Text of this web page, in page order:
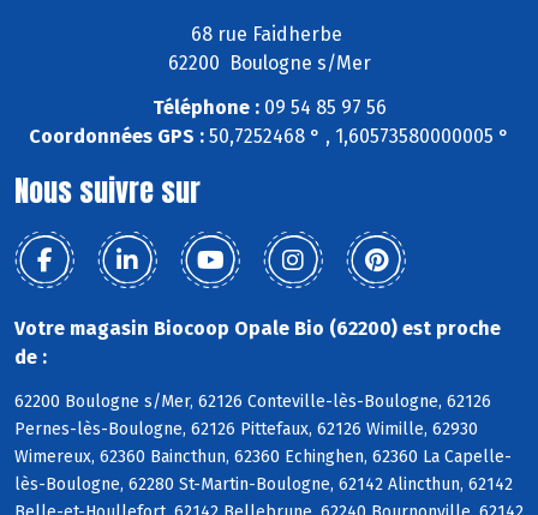
68 rue Faidherbe
62200 Boulogne s/Mer
Téléphone :09 54 85 97 56
Coordonnées GPS : 50,7252468 ° , 1,60573580000005 °
Nous suivre sur
Votre magasin Biocoop Opale Bio (62200) est proche
de :
62200 Boulogne s/Mer, 62126 Conteville-lès-Boulogne, 62126
Pernes-lès-Boulogne, 62126 Pittefaux, 62126 Wimille, 62930
Wimereux, 62360 Baincthun, 62360 Echinghen, 62360 La Capelle-
lès-Boulogne, 62280 St-Martin-Boulogne, 62142 Alincthun, 62142